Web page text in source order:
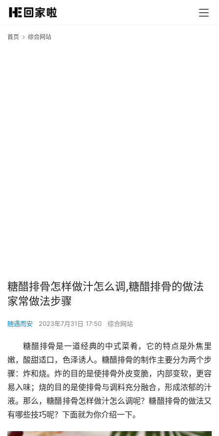
首页 综合网站
糖醋排骨怎样做汁怎么调,糖醋排骨的做法
家常做法步骤
随遇而安 2023年7月31日 17:50 综合网站
糖醋排骨是一道经典的中式菜肴，它的特点是外焦里
嫩，酸甜适口，色泽诱人。糖醋排骨的制作主要分为两个步
骤：炸和烧。炸的目的是使排骨外皮变脆，内部变软，更容
易入味；烧的目的是使排骨与调料充分融合，形成浓郁的汁
液。那么，糖醋排骨怎样做汁怎么调呢？糖醋排骨的做法又
有哪些技巧呢？下面就为你介绍一下。